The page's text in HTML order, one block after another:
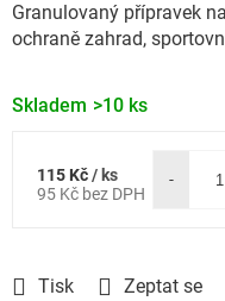
Skladem >10 ks
Granulovaný přípravek
ochraně zahrad,
Tisk Zeptat se
115 Kč/ ks
95 Kč bez DPH
Měrná